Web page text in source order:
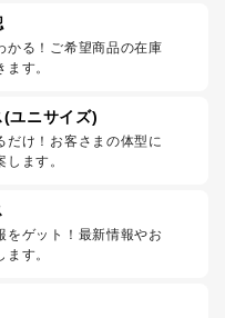
かる！ご希望商品の在庫
す。
ユニサイズ)
だけ！お客さまの体型に
ます。
をゲット！最新情報やお
す。